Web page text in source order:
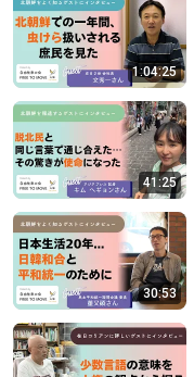
1:04:25
41:25
30:53